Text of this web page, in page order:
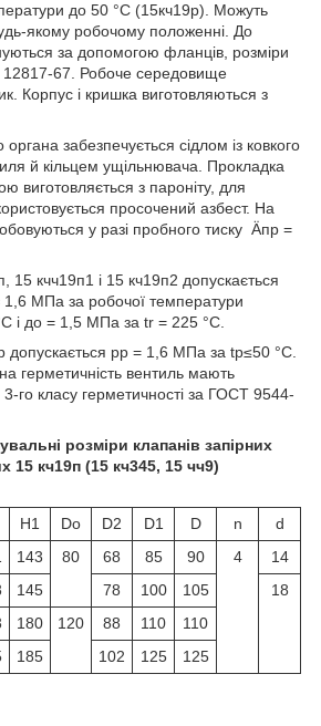
до 50 °C (15кч19р). Можуть
якому робочому положенні. До
за допомогою фланців, розміри
12817-67. Робоче середовище
Корпус і кришка виготовляються з
забезпечується сідлом із ковкого
й кільцем ущільнювача. Прокладка
виготовляється з пароніту, для
просочений азбест. На
у разі пробного тиску Äпр =
15 кчч19п1 і 15 кч19п2 допускається
МПа за робочої температури
і до = 1,5 МПа за tr = 225 °C.
допускається рр = 1,6 МПа за tp≤50 °C.
герметичність вентиль мають
го класу герметичності за ГОСТ 9544-
розміри клапанів запірних
15 кч19п (15 кч345, 15 чч9)
H1 Do D2 D1 D n
d
143 80 68 85 90 4
14
145 78 100 105
18
180 120 88 110
110
185 102 125 125